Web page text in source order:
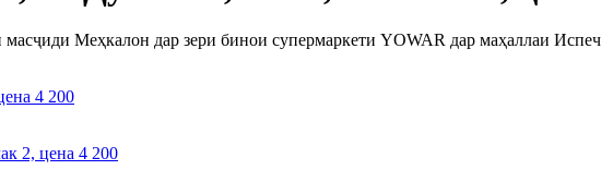
масҷиди Меҳкалон дар зери бинои супермаркети YOWAR дар маҳаллаи